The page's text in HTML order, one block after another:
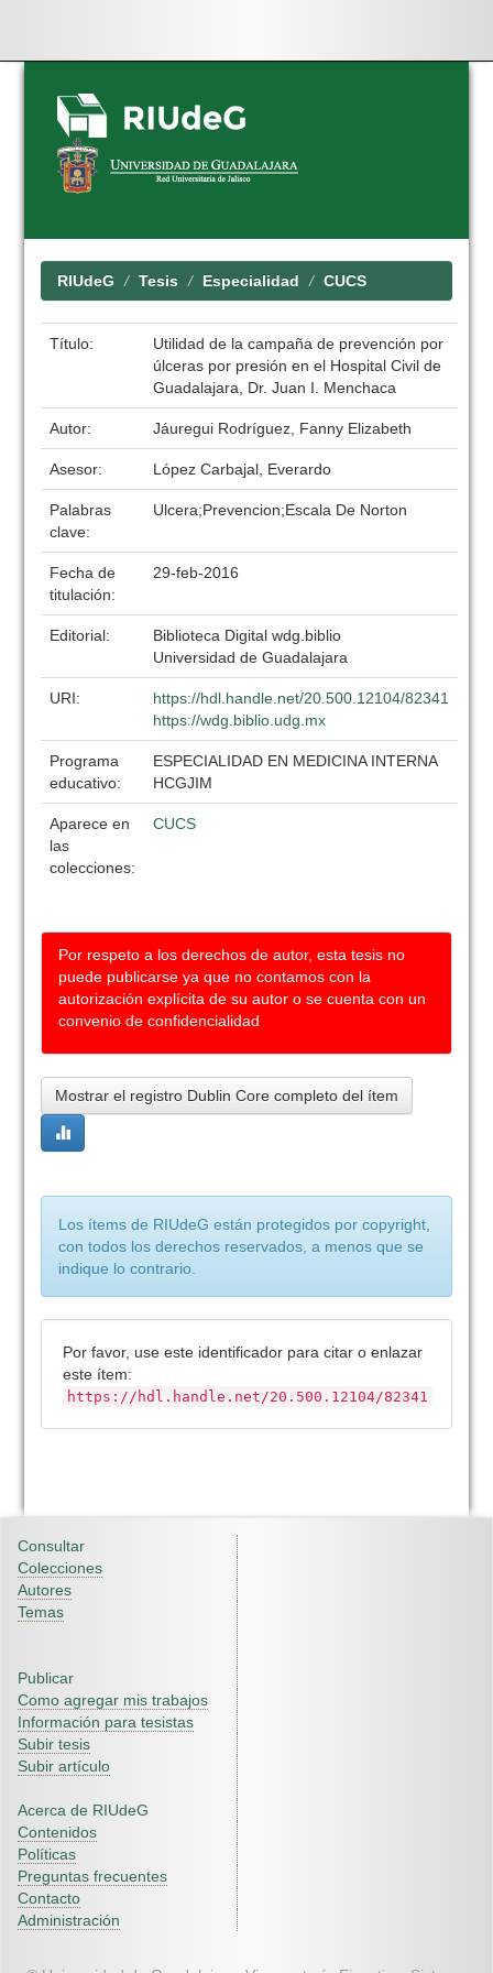
Skip
navigation
RIUdeG Tesis Especialidad CUCS
Título:
Utilidad de la campaña de prevención por
úlceras por presión en el Hospital Civil de
Guadalajara, Dr. Juan I. Menchaca
Autor: Jáuregui Rodríguez, Fanny Elizabeth
Asesor: López Carbajal, Everardo
Palabras
clave:
Ulcera;Prevencion;Escala De Norton
Fecha de
titulación:
29-feb-2016
Editorial:
Biblioteca Digital wdg.biblio
Universidad de Guadalajara
URI:
https://hdl.handle.net/20.500.12104/82341
https://wdg.biblio.udg.mx
Programa
educativo:
ESPECIALIDAD EN MEDICINA INTERNA
HCGJIM
Aparece en
las
colecciones:
CUCS
Por respeto a los derechos de autor, esta tesis no
puede publicarse ya que no contamos con la
autorización explícita de su autor o se cuenta con un
convenio de confidencialidad
Mostrar el registro Dublin Core completo del ítem
Los ítems de RIUdeG están protegidos por copyright,
con todos los derechos reservados, a menos que se
indique lo contrario.
Por favor, use este identificador para citar o enlazar
este ítem:
https://hdl.handle.net/20.500.12104/82341
Consultar
Colecciones
Autores
Temas
Publicar
Como agregar mis trabajos
Información para tesistas
Subir tesis
Subir artículo
Acerca de RIUdeG
Contenidos
Políticas
Preguntas frecuentes
Contacto
Administración